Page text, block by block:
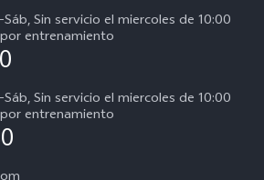
de vivo
de vivo
Sin servicio el miercoles de 10:00
por entrenamiento
Sin servicio el miercoles de 10:00
por entrenamiento